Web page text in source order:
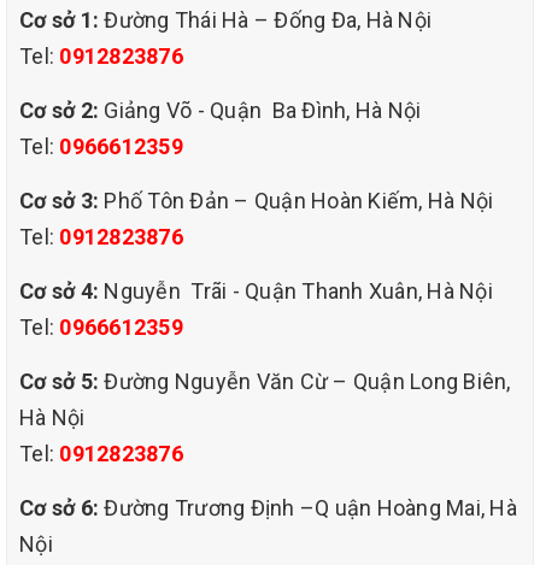
sẽ làm cho bạn hài lòng nhất,trả lại không gian sống – trong
rất cần thiết cho nhiều nhà, các công ty , Văn phòng, Nhà Khách,
cũng là nơi nghỉ ngơi, tiếp khách của nhiều gia đình,và công ty
văn phòng hay nơi sang trọng,vì thế khi ghế sofa tại nhà bạn bị
của ghế, mà còn không sạch.
Cơ sở 1: Đường Thái Hà – Đống Đa, Hà Nội
Tel: 0912823876
Cơ sở 2: Giảng Võ - Quận Ba Đình, Hà Nội
Tel: 0966612359
Cơ sở 3: Phố Tôn Đản – Quận Hoàn Kiếm, Hà Nội
Tel: 0912823876
Cơ sở 4: Nguyễn Trãi - Quận Thanh Xuân, Hà Nội
Tel: 0966612359
Cơ sở 5: Đường Nguyễn Văn Cừ – Quận Long Biên,
Hà Nội
Tel: 0912823876
Cơ sở 6: Đường Trương Định –Q uận Hoàng Mai, Hà
Nội